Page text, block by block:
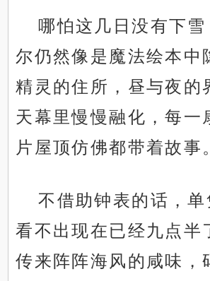
哪怕这几日没有下
尔仍然像是魔法绘本中
精灵的住所，昼与夜的
天幕里慢慢融化，每一
片屋顶仿佛都带着故事
不借助钟表的话，
看不出现在已经九点半
传来阵阵海风的咸味，